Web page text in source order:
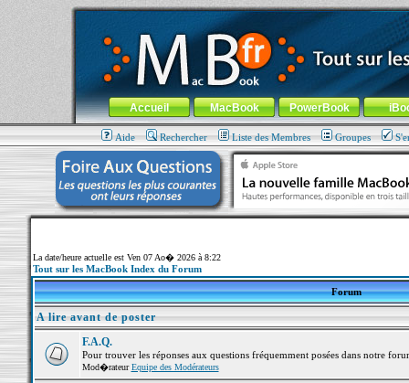
MacBook-fr.com : 100% Apple... 100% nomade !
Aller au contenu-Aller au menu général-Aller au menu de
Menu général
Accueil MacBook PowerBook
Aide Rechercher Liste des Membres Groupes
La date/heure actuelle est Ven 07 Ao� 2026 à 8:22
Tout sur les MacBook Index du Forum
Forum
A lire avant de poster
F.A.Q.
Pour trouver les réponses aux questions fréquemment posées dans notre
Mod�rateurEquipe des Modérateurs